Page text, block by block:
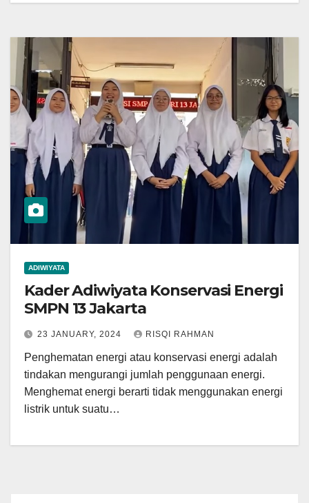
ADIWIYATA
Kader Adiwiyata Konservasi Energi
SMPN 13 Jakarta
23 JANUARY, 2024 RISQI RAHMAN
Penghematan energi atau konservasi energi adalah
tindakan mengurangi jumlah penggunaan energi.
Menghemat energi berarti tidak menggunakan energi
listrik untuk suatu…